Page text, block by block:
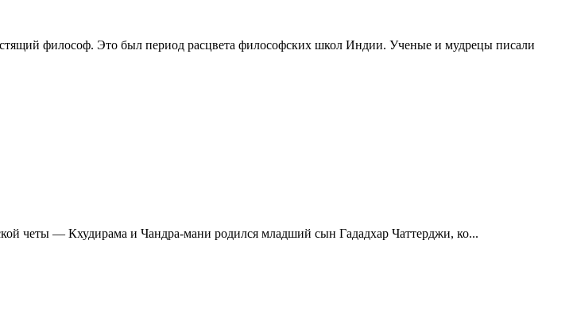
философ. Это был период расцвета философских школ Индии. Ученые и мудрецы писали
четы — Кхудирама и Чандра-мани родился младший сын Гададхар Чаттерджи, ко...